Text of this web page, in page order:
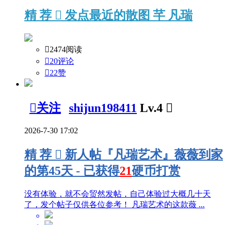
精 荐  发点最近的散图 芊 凡瑞
2474阅读
20评论
22赞
关注 shijun198411 Lv.4 
2026-7-30 17:02
精 荐  新人帖『凡瑞艺术』薇薇到家
的第45天 - 已获得21硬币打赏
没有体验，就不会贸然发帖，自己体验过大概几十天
了，发个帖子仅供各位参考！ 凡瑞艺术的这款薇 ...